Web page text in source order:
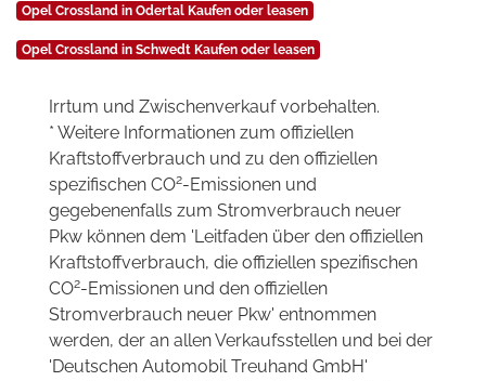
Opel Crossland in Odertal Kaufen oder leasen
Opel Crossland in Schwedt Kaufen oder leasen
Irrtum und Zwischenverkauf vorbehalten.
* Weitere Informationen zum offiziellen
Kraftstoffverbrauch und zu den offiziellen
spezifischen CO2-Emissionen und
gegebenenfalls zum Stromverbrauch neuer
Pkw können dem 'Leitfaden über den offiziellen
Kraftstoffverbrauch, die offiziellen spezifischen
CO2-Emissionen und den offiziellen
Stromverbrauch neuer Pkw' entnommen
werden, der an allen Verkaufsstellen und bei der
'Deutschen Automobil Treuhand GmbH'